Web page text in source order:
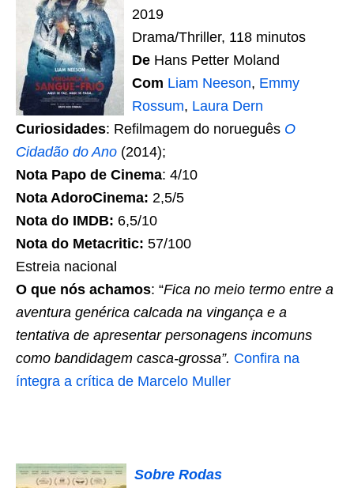
2019
Drama/Thriller, 118 minutos
De Hans Petter Moland
Com Liam Neeson, Emmy
Rossum, Laura Dern
Curiosidades: Refilmagem do norueguês O
Cidadão do Ano (2014);
Nota Papo de Cinema: 4/10
Nota AdoroCinema: 2,5/5
Nota do IMDB: 6,5/10
Nota do Metacritic: 57/100
Estreia nacional
O que nós achamos: “Fica no meio termo entre a
aventura genérica calcada na vingança e a
tentativa de apresentar personagens incomuns
como bandidagem casca-grossa”. Confira na
íntegra a crítica de Marcelo Muller
Sobre Rodas